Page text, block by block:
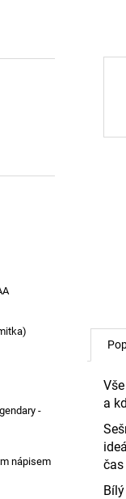
-
nápisem
a